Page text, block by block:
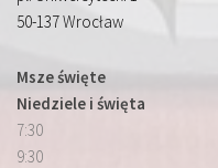
50-137 Wrocław
Msze święte
Niedziele i święta
7:30
9:30